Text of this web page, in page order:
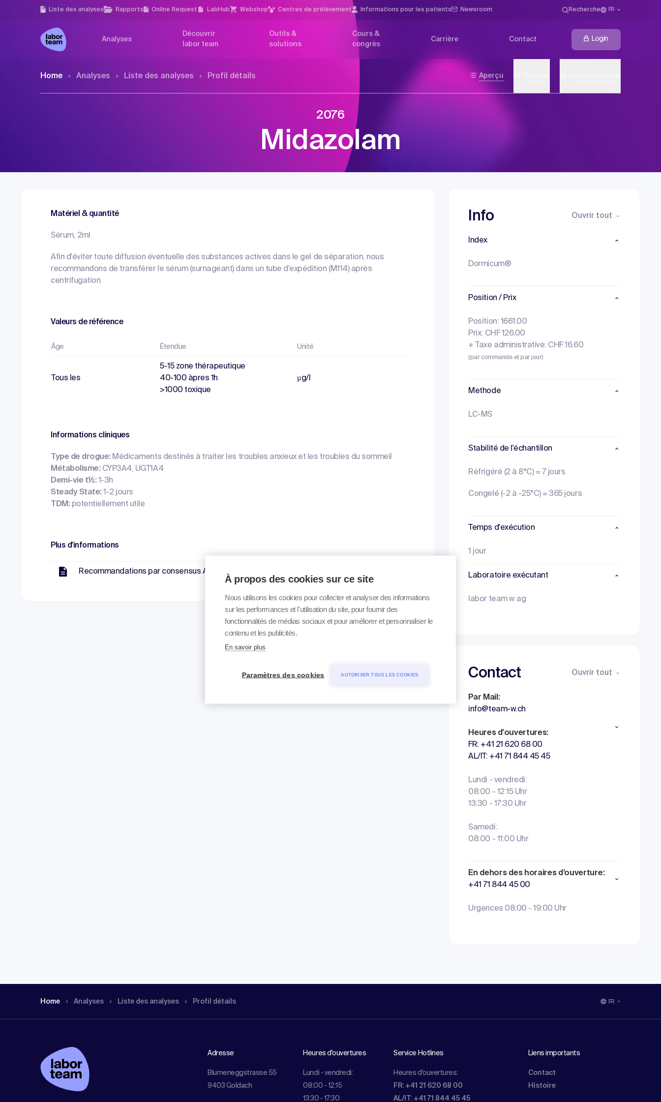
Liste des analyses Rapports Online Request LabHub Webshop Centres de prélèvement Infor­mations pour les patients Newsroom Recherche FR
Analyses
Découvrir
labor team
Outils &
solutions
Cours &
congrès
Carrière Contact Login
Home Analyses Liste des analyses Profil détails Aperçu
2076
Midazolam
Matériel & quantité
Sérum, 2ml
Afin d'éviter toute diffusion éventuelle des substances actives dans le gel de séparation, nous
recommandons de transférer le sérum (surnageant) dans un tube d'expédition (M114) après
centrifugation.
Valeurs de référence
Âge Étendue Unité
Tous les
5-15 zone thérapeutique
40-100 àpres 1h
>1000 toxique
μg/l
Informations cliniques
Type de drogue:Médicaments destinés à traiter les troubles anxieux et les troubles du sommeil
Métabolisme:CYP3A4, UGT1A4
Demi-vie t½:1-3h
Steady State:1-2 jours
TDM:potentiellement utile
Plus d'informations
Recommandations par consensus AGNP 2017.pdf
Info Ouvrir tout
Index
Dormicum®
Position / Prix
Position: 1661.00
Prix: CHF 126.00
+ Taxe administrative: CHF 16.60
(par commande et par jour)
Methode
LC-MS
Stabilité de l'échantillon
Réfrigéré (2 à 8°C) = 7 jours
Congelé (-2 à -25°C) = 365 jours
Temps d'exécution
1 jour
Laboratoire exécutant
labor team w ag
Contact Ouvrir tout
Par Mail:
info@team-w.ch
Heures d'ouvertures:
FR: +41 21 620 68 00
AL/IT: +41 71 844 45 45
Lundi - vendredi:
08:00 - 12:15 Uhr
13:30 - 17:30 Uhr
Samedi:
08:00 - 11:00 Uhr
En dehors des horaires d’ouverture:
+41 71 844 45 00
Urgences 08:00 - 19:00 Uhr
Home Analyses Liste des analyses Profil détails FR
Adresse
Blumeneggstrasse 55
9403 Goldach
Heures d'ouvertures
Lundi - vendredi:
08:00 - 12:15
13:30 - 17:30
Service Hotlines
Heures d'ouvertures:
FR: +41 21 620 68 00
AL/IT: +41 71 844 45 45
Liens importants
Contact
Histoire
À propos des cookies sur ce site
Nous utilisons les cookies pour collecter et analyser des informations
sur les performances et l'utilisation du site, pour fournir des
fonctionnalités de médias sociaux et pour améliorer et personnaliser le
contenu et les publicités.
En savoir plus
Paramètres des cookies AUTORISER TOUS LES COOKIES